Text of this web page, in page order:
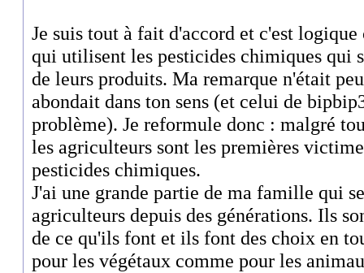
Je suis tout à fait d'accord et c'est
qui utilisent les pesticides chimiques qui
de leurs produits. Ma remarque n'était
abondait dans ton sens (et celui de
problème). Je reformule donc : malgré
les agriculteurs sont les premières
pesticides chimiques.
J'ai une grande partie de ma famille qui
agriculteurs depuis des générations. Ils
de ce qu'ils font et ils font des choix en
pour les végétaux comme pour les